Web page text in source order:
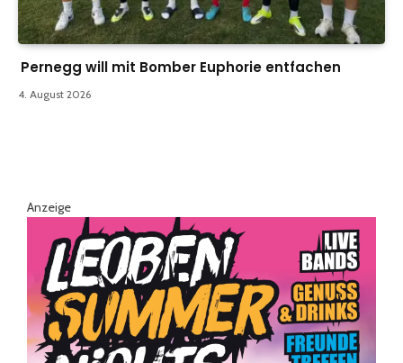
Pernegg will mit Bomber Euphorie entfachen
4. August 2026
Anzeige